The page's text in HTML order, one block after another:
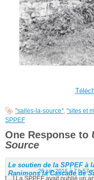
"salles-la-source" "sites et
SPPEF
One Response to
Source
Le soutien de la SPPEF à
Ranimons la Cascade de
26 juin 2016 à 7 h 57
[…] La SPPEF avait publié un